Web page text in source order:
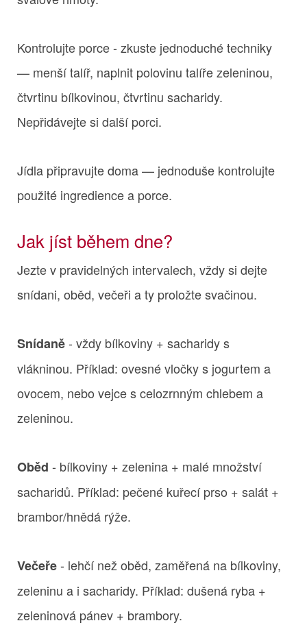
Kontrolujte porce - zkuste jednoduché techniky
— menší talíř, naplnit polovinu talíře zeleninou,
čtvrtinu bílkovinou, čtvrtinu sacharidy.
Nepřidávejte si další porci.
Jídla připravujte doma — jednoduše kontrolujte
použité ingredience a porce.
Jak jíst během dne?
Jezte v pravidelných intervalech, vždy si dejte
snídani, oběd, večeři a ty proložte svačinou.
Snídaně- vždy bílkoviny + sacharidy s
vlákninou. Příklad: ovesné vločky s jogurtem a
ovocem, nebo vejce s celozrnným chlebem a
zeleninou.
Oběd - bílkoviny + zelenina + malé množství
sacharidů. Příklad: pečené kuřecí prso + salát +
brambor/hnědá rýže.
Večeře- lehčí než oběd, zaměřená na bílkoviny,
zeleninu a i sacharidy. Příklad: dušená ryba +
zeleninová pánev + brambory.